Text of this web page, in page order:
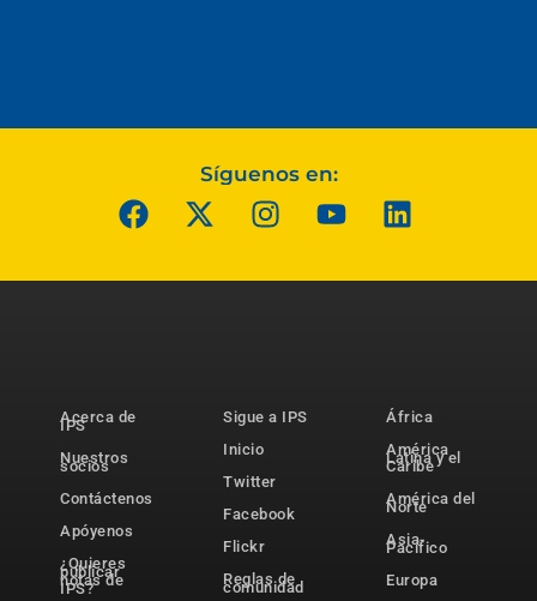
Síguenos en:
Acerca de
IPS
Nuestros
socios
Contáctenos
Apóyenos
¿Quieres
publicar
notas de
IPS?
Sigue a IPS
Inicio
Twitter
Facebook
Flickr
Reglas de
comunidad
África
América
Latina y el
Caribe
América del
Norte
Asia-
Pacífico
Europa